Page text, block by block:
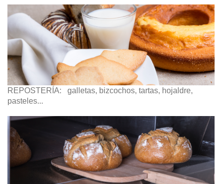
REPOSTERÍA: galletas, bizcochos, tartas, hojaldre,
pasteles...